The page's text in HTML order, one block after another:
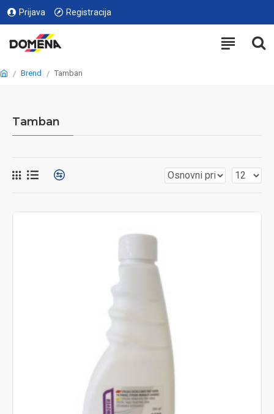
Prijava Registracija
Brend Tamban
Tamban